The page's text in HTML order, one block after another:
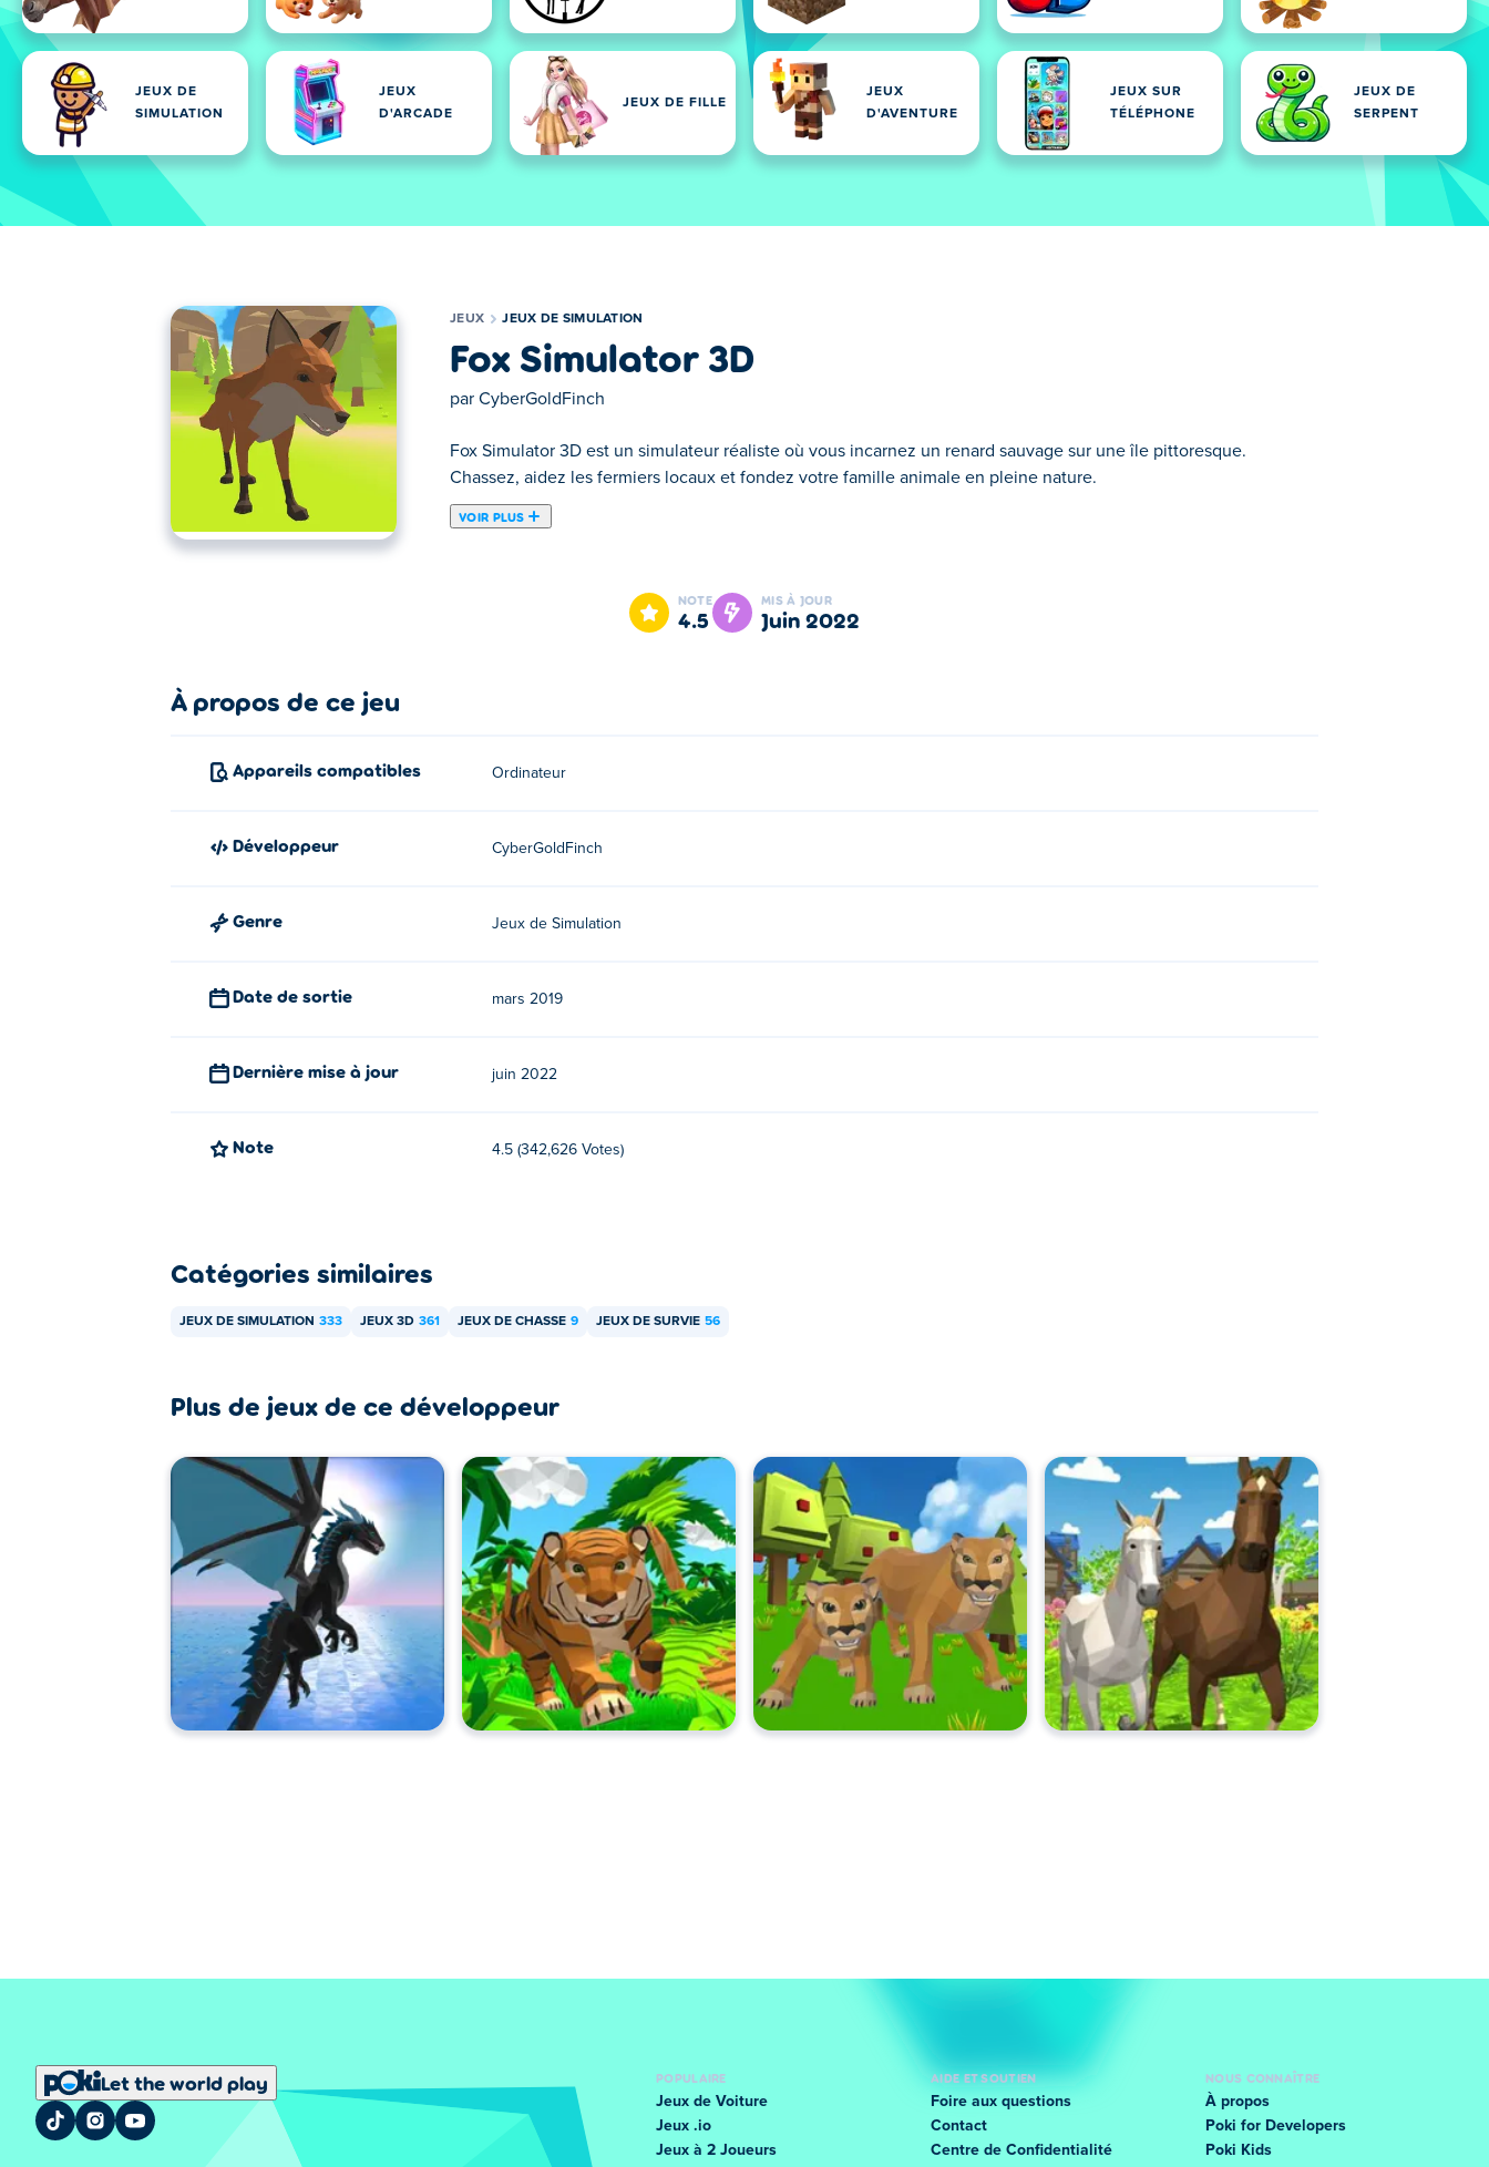
JEUX DE
SIMULATION
JEUX
D'ARCADE
JEUX DE FILLE
JEUX
D'AVENTURE
JEUX SUR
TÉLÉPHONE
JEUX DE
SERPENT
JEUX JEUX DE SIMULATION
Fox Simulator 3D
par CyberGoldFinch
Fox Simulator 3D est un simulateur réaliste où vous incarnez un renard sauvage sur une île pittoresque.
Chassez, aidez les fermiers locaux et fondez votre famille animale en pleine nature.
VOIR PLUS
Vis comme un renard dans la nature ! Crée un animal rusé à la fourrure unique et au teint magique. Mange de la viande et nourris ta famille pour la
NOTE
4.5
MIS À JOUR
juin 2022
À propos de ce jeu
Appareils compatibles Ordinateur
Développeur CyberGoldFinch
Genre Jeux de Simulation
Date de sortie mars 2019
Dernière mise à jour juin 2022
Note 4.5 (342,626 Votes)
Catégories similaires
JEUX DE SIMULATION 333 JEUX 3D 361 JEUX DE CHASSE 9 JEUX DE SURVIE 56
Plus de jeux de ce développeur
Let the world play
POPULAIRE
Jeux de Voiture
Jeux .io
Jeux à 2 Joueurs
AIDE ET SOUTIEN
Foire aux questions
Contact
Centre de Confidentialité
NOUS CONNAÎTRE
À propos
Poki for Developers
Poki Kids